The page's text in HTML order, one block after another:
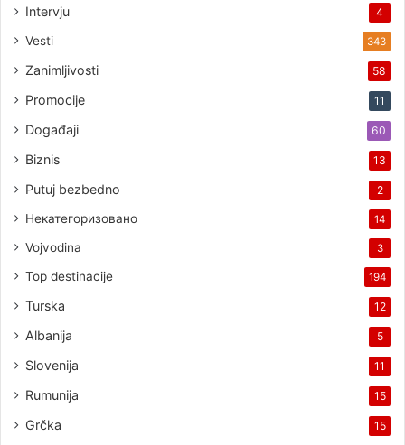
Intervju 4
Vesti 343
Zanimljivosti 58
Promocije 11
Događaji 60
Biznis 13
Putuj bezbedno 2
Некатегоризовано 14
Vojvodina 3
Top destinacije 194
Turska 12
Albanija 5
Slovenija 11
Rumunija 15
Grčka 15